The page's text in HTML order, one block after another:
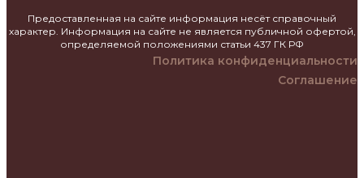
Предоставленная на сайте информация несёт справочный
характер. Информация на сайте не является публичной офертой,
определяемой положениями статьи 437 ГК РФ
Политика конфиденциальности
Соглашение